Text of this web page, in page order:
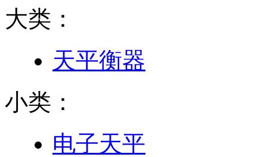
大类：
天平衡器
小类：
电子天平